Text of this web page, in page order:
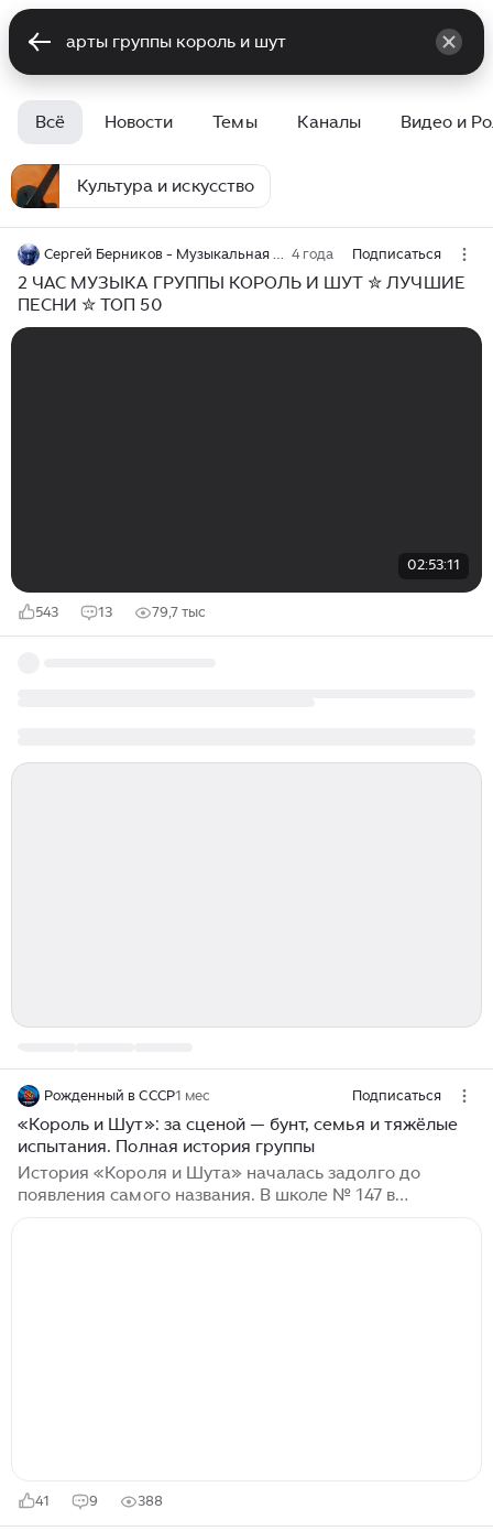
Всё Новости Темы Каналы Видео и
Культура и искусство
Сергей Берников - Музыкальная Анимация Для Души 4 года Подписаться
2 ЧАС МУЗЫКА ГРУППЫ КОРОЛЬ И ШУТ ✮ ЛУЧШИЕ
ПЕСНИ ✮ ТОП 50
02:53:11
543 13 79,7 тыс
Рожденный в СССР1 мес Подписаться
«Король и Шут»: за сценой — бунт, семья и тяжёлые
испытания. Полная история группы
История «Короля и Шута» началась задолго до
появления самого названия. В школе № 147 в
41 9 388